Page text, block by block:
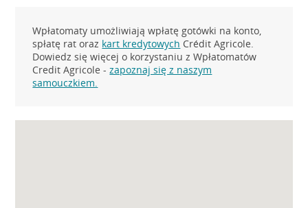
Wpłatomaty umożliwiają wpłatę gotówki na konto,
spłatę rat oraz kart kredytowych Crédit Agricole.
Dowiedz się więcej o korzystaniu z Wpłatomatów
Credit Agricole -zapoznaj się z naszym
samouczkiem.